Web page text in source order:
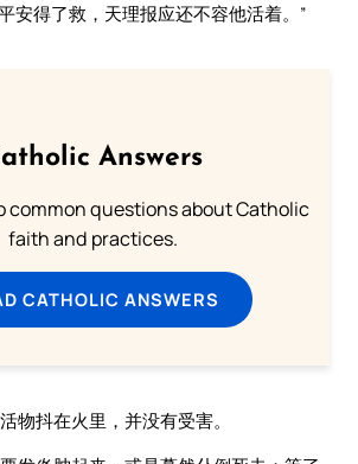
安得了救，天理报应还不容他活着。”
Answers
common questions about Catholic
faith and practices.
CATHOLIC ANSWERS
物抖在火里，并没有受害。